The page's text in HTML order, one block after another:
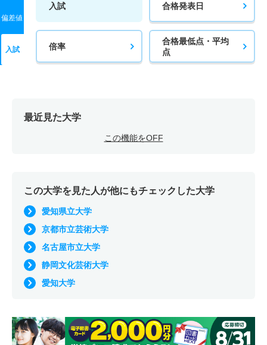
偏差値
入試
入試 合格発表日
倍率
合格最低点・平均
点
最近見た大学
この機能をOFF
この大学を見た人が他にもチェックした大学
愛知県立大学
京都市立芸術大学
名古屋市立大学
静岡文化芸術大学
愛知大学